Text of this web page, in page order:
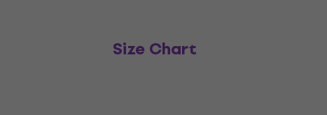
Size Chart